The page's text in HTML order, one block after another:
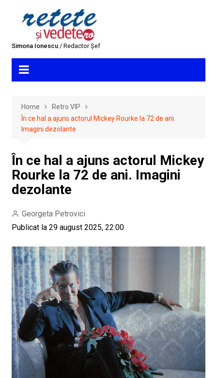
Simona Ionescu/ Redactor Șef
Home
Retro VIP
În ce hal a ajuns actorul Mickey Rourke la 72 de ani.
Imagini dezolante
În ce hal a ajuns actorul Mickey
Rourke la 72 de ani. Imagini
dezolante
Georgeta Petrovici
Publicat la 29 august 2025, 22:00